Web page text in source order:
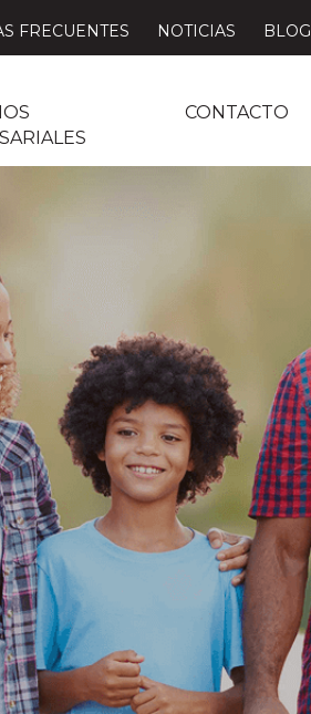
FRECUENTES NOTICIAS BLOG
CONTACTO